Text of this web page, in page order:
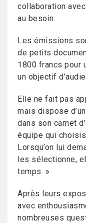
collaboration
au besoin.
Les émissions
de petits
1800 francs pour
un objectif
Elle ne fait pas
mais dispose
dans son carnet
équipe qui
Lorsqu’on lui
les sélectionne,
temps. »
Après leurs
avec
nombreuses